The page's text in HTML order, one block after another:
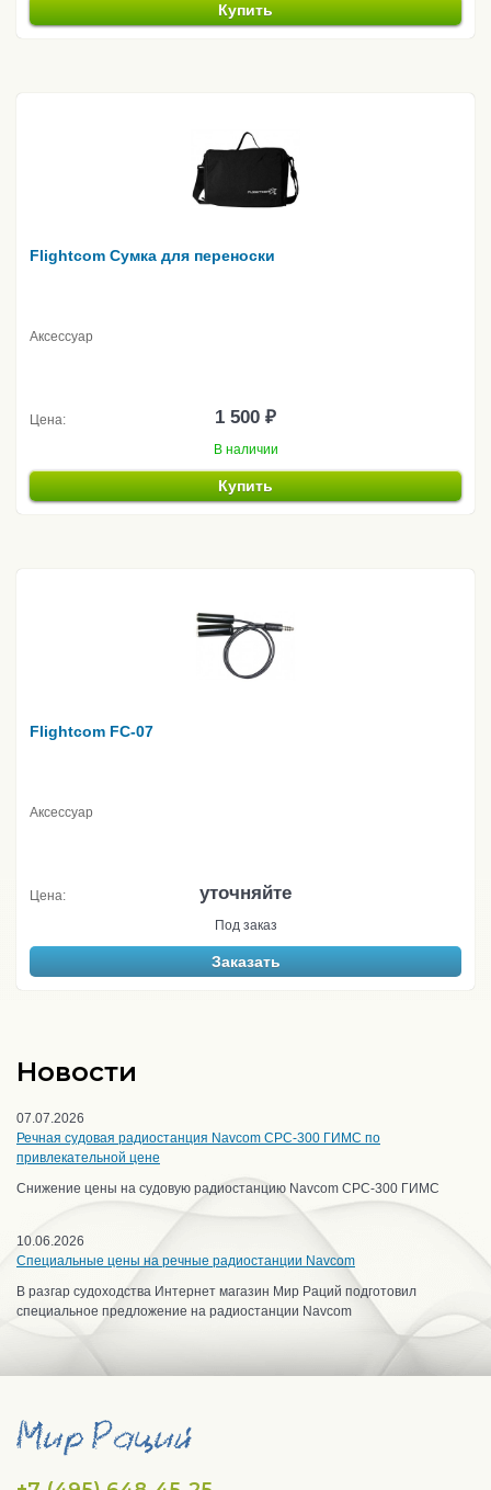
Купить
Flightcom Сумка для переноски
Аксессуар
Цена: 1 500 ₽
В наличии
Купить
Flightcom FC-07
Аксессуар
Цена: уточняйте
Под заказ
Заказать
Новости
07.07.2026
Речная судовая радиостанция Navcom CPC-300 ГИМС по
привлекательной цене
Снижение цены на судовую радиостанцию Navcom CPC-300 ГИМС
10.06.2026
Специальные цены на речные радиостанции Navcom
В разгар судоходства Интернет магазин Мир Раций подготовил
специальное предложение на радиостанции Navcom